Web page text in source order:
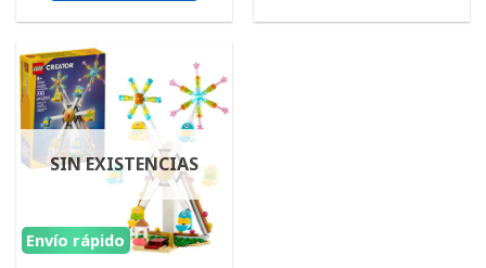
Envío rápido
SIN EXISTENCIAS